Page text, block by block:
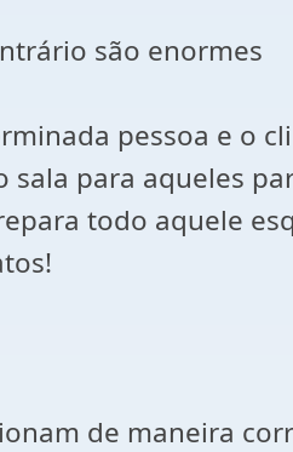
são enormes
pessoa e o
para aqueles
todo aquele
de maneira